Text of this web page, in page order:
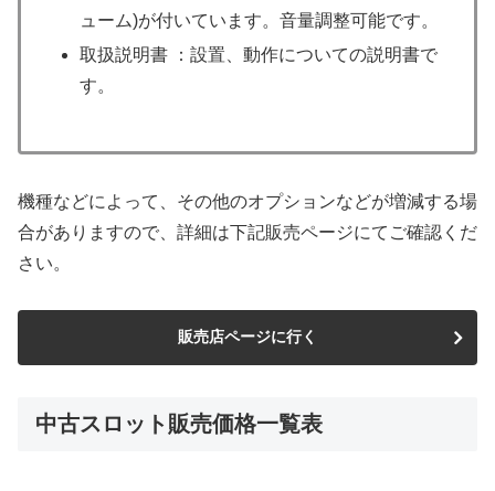
ューム)が付いています。音量調整可能です。
取扱説明書 ：設置、動作についての説明書で
す。
機種などによって、その他のオプションなどが増減する場
合がありますので、詳細は下記販売ページにてご確認くだ
さい。
販売店ページに行く
中古スロット販売価格一覧表